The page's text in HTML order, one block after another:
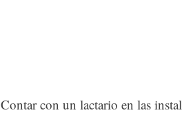
Contar con un lactario en las